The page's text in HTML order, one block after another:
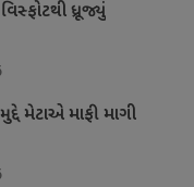
ધ્રૂજ્યું
મેટાએ માફી માગી